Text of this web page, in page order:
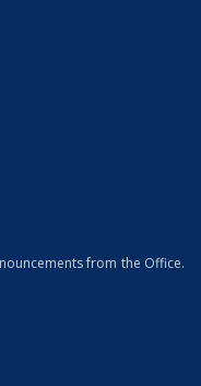
from the Office.